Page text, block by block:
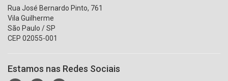
Rua José Bernardo Pinto, 761
Vila Guilherme
São Paulo / SP
CEP 02055-001
Estamos nas Redes Sociais